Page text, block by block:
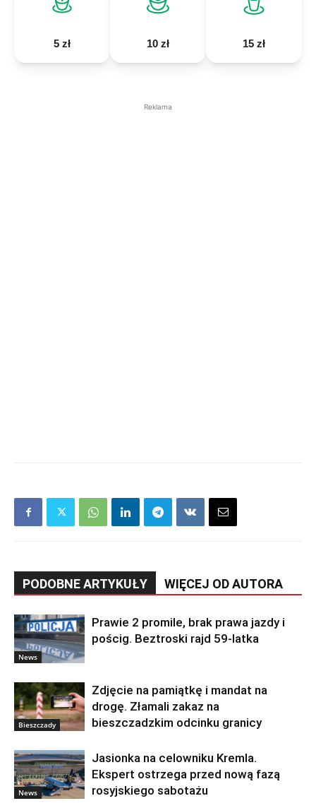
5 zł 10 zł 15 zł
Reklama
PODOBNE ARTYKUŁY WIĘCEJ OD AUTORA
News
Prawie 2 promile, brak prawa jazdy i
pościg. Beztroski rajd 59-latka
Bieszczady
Zdjęcie na pamiątkę i mandat na
drogę. Złamali zakaz na
bieszczadzkim odcinku granicy
News
Jasionka na celowniku Kremla.
Ekspert ostrzega przed nową fazą
rosyjskiego sabotażu